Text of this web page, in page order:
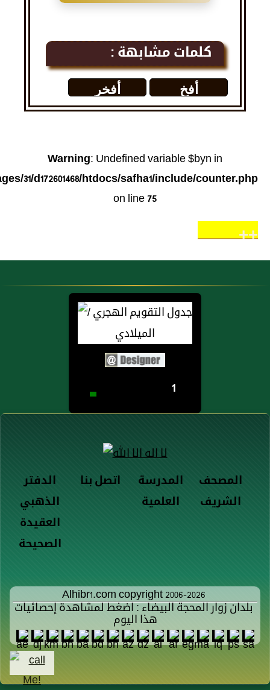
كلمات مشابهة :
أفخ
أفخر
Warning: Undefined variable $byn in
31/d172601468/htdocs/safha1/include/counter.php
on line75
++
1
الدفتر
الذهبي
اتصل بنا
المدرسة
العلمية
المصحف
الشريف
العقيدة
الصحيحة
Alhibr1.com copyright 2006-2026
بلدان زوار المحجة البيضاء : اضغط لمشاهدة إحصائيات
هذا اليوم